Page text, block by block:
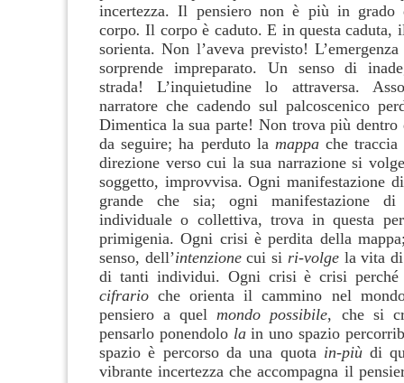
incertezza. Il pensiero non è più in grado
corpo.Il corpo è caduto. E in questa caduta,
sorienta. Non l’aveva previsto!
sorprende impreparato. Un senso di
strada! L’inquietudine lo attraversa.
narratore che cadendo sul palcoscenico
Dimentica la sua parte! Non trova più
da seguire; ha perduto la mappache traccia
direzione verso cui la sua narrazione si
soggetto, improvvisa. Ogni manifestazione
grande che sia; ogni manifestazione
individuale o collettiva, trova in questa
primigenia. Ogni crisi è perdita della
senso, dell’intenzionecui si ri-volge la vita
di tanti individui. Ogni crisi è crisi perché
cifrario che orienta il cammino nel
pensiero a quelmondo possibile, che si
pensarlo ponendolo lain uno spazio
spazio è percorso da una quota in-piùdi
vibrante incertezza che accompagna il